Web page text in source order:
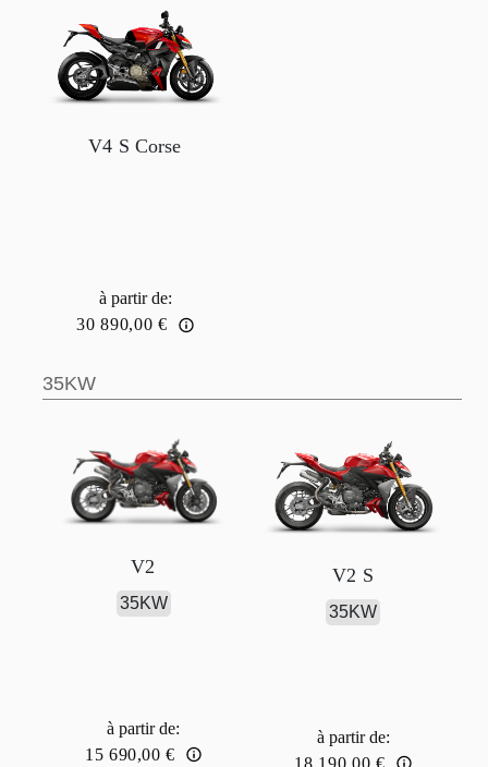
V4 S Corse
à partir de:
30 890,00 €
35KW
V2
35KW
à partir de:
15 690,00 €
V2 S
35KW
à partir de:
18 190,00 €